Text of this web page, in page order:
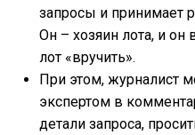
запросы и принимает
Он – хозяин лота, и он
лот «вручить».
При этом, журналист
экспертом в
детали запроса,